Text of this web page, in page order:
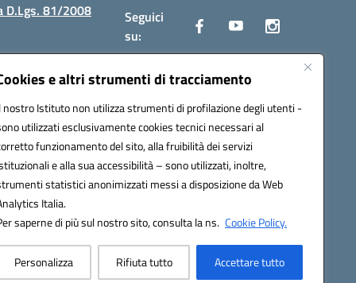
e altri strumenti di tracciamento
nostro Istituto non utilizza strumenti di profilazione degli utenti -
utilizzati esclusivamente cookies tecnici necessari al
funzionamento del sito, alla fruibilità dei servizi
e alla sua accessibilità – sono utilizzati, inoltre,
statistici anonimizzati messi a disposizione da Web
Italia.
saperne di più sul nostro sito, consulta la ns. Cookie Policy.
Personalizza Rifiuta tutto Accettare tutto
D.Lgs. 81/2008
Seguici
su: